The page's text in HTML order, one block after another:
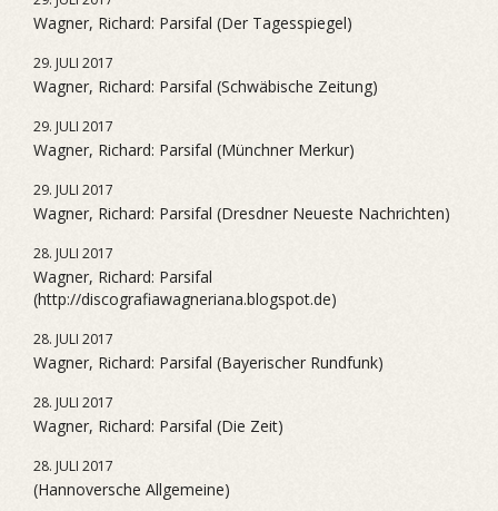
Wagner, Richard: Parsifal (Der Tagesspiegel)
29. JULI 2017
Wagner, Richard: Parsifal (Schwäbische Zeitung)
29. JULI 2017
Wagner, Richard: Parsifal (Münchner Merkur)
29. JULI 2017
Wagner, Richard: Parsifal (Dresdner Neueste Nachrichten)
28. JULI 2017
Wagner, Richard: Parsifal
(http://discografiawagneriana.blogspot.de)
28. JULI 2017
Wagner, Richard: Parsifal (Bayerischer Rundfunk)
28. JULI 2017
Wagner, Richard: Parsifal (Die Zeit)
28. JULI 2017
(Hannoversche Allgemeine)